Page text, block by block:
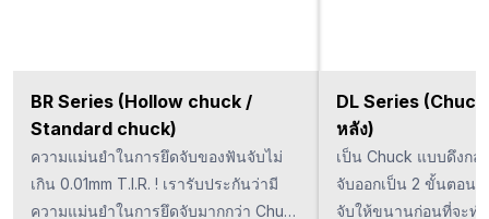
BR Series (Hollow chuck /
Standard chuck)
ความแม่นยำในการยึดจับของฟันจับไม่
เกิน 0.01mm T.I.R. ! เรารับประกันว่ามี
ความแม่นยำในการยึดจับมากกว่า Chuck
DL Series
หลัง)
เป็น Chuck แบบดึงกลั
จับออกเป็น 2 ขั้นตอน
จับให้ขนานก่อนที่จะท